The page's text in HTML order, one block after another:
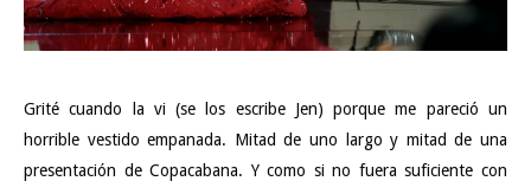
Grité cuando la vi (se los escribe Jen) porque me pareció un
horrible vestido empanada. Mitad de uno largo y mitad de una
presentación de Copacabana. Y como si no fuera suficiente con